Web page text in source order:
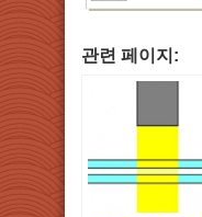
관련 페이지: